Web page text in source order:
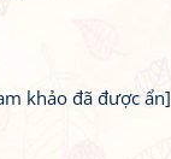
khảo đã được ẩn]